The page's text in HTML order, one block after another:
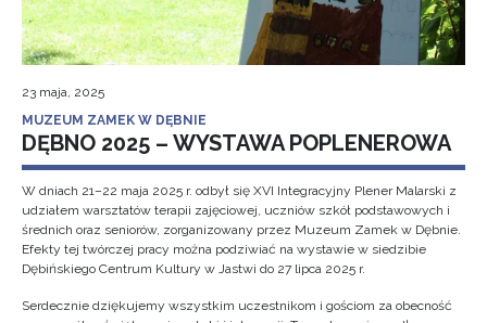
23 maja, 2025
MUZEUM ZAMEK W DĘBNIE
DĘBNO 2025 – WYSTAWA POPLENEROWA
W dniach 21–22 maja 2025 r. odbył się XVI Integracyjny Plener Malarski z
udziałem warsztatów terapii zajęciowej, uczniów szkół podstawowych i
średnich oraz seniorów, zorganizowany przez Muzeum Zamek w Dębnie.
Efekty tej twórczej pracy można podziwiać na wystawie w siedzibie
Dębińskiego Centrum Kultury w Jastwi do 27 lipca 2025 r.
Serdecznie dziękujemy wszystkim uczestnikom i gościom za obecność